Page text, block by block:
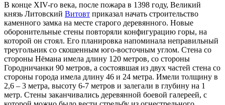
В конце XIV-го века, после пожара в 1398 году, Великий
князь Литовский Витовт приказал начать строительство
каменного замка на месте старого деревянного. Новые
оборонительные стены повторяли конфигурацию горы, на
которой он стоял. Его планировка напоминала неправильный
треугольник со скошенным юго-восточным углом. Стена со
стороны Нёмана имела длину 120 метров, со стороны
Городничанки 90 метров, а состоявшая из двух частей стена со
стороны города имела длину 46 и 24 метра. Имели толщину в
2,6 – 3 метра, высоту 6-7 метров и залегали в глубину на 1
метр. Стены заканчивались деревянной боевой галереей, с